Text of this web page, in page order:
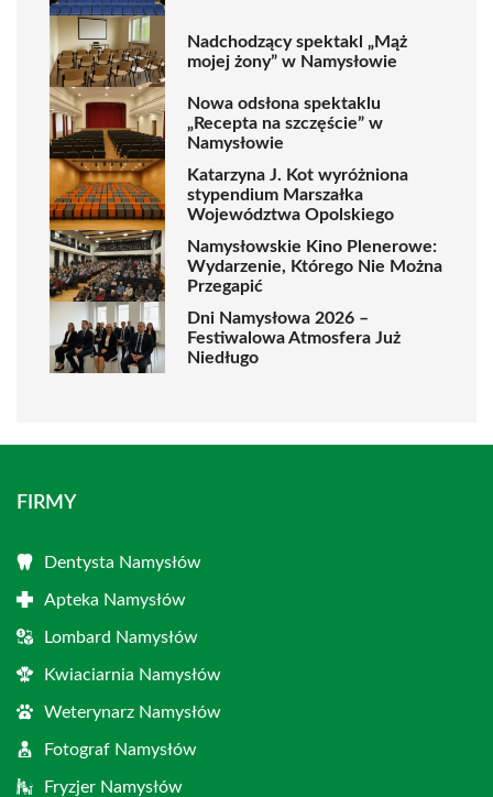
Nadchodzący spektakl „Mąż
mojej żony” w Namysłowie
Nowa odsłona spektaklu
„Recepta na szczęście” w
Namysłowie
Katarzyna J. Kot wyróżniona
stypendium Marszałka
Województwa Opolskiego
Namysłowskie Kino Plenerowe:
Wydarzenie, Którego Nie Można
Przegapić
Dni Namysłowa 2026 –
Festiwalowa Atmosfera Już
Niedługo
FIRMY
Dentysta Namysłów
Apteka Namysłów
Lombard Namysłów
Kwiaciarnia Namysłów
Weterynarz Namysłów
Fotograf Namysłów
Fryzjer Namysłów